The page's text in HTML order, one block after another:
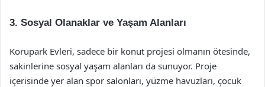
3. Sosyal Olanaklar ve Yaşam Alanları
Korupark Evleri, sadece bir konut projesi olmanın ötesinde,
sakinlerine sosyal yaşam alanları da sunuyor. Proje
içerisinde yer alan spor salonları, yüzme havuzları, çocuk